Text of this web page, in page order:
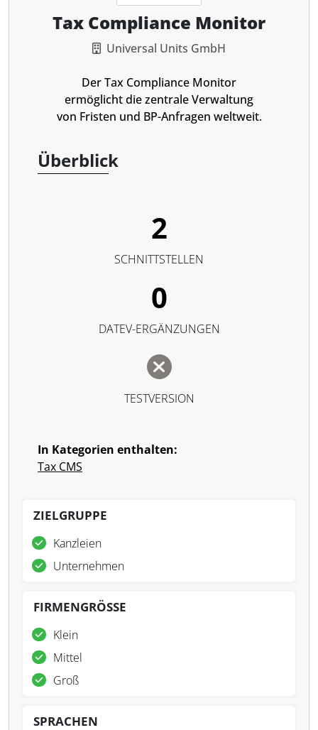
Tax Compliance Monitor
Universal Units GmbH
Der Tax Compliance Monitor
ermöglicht die zentrale Verwaltung
von Fristen und BP-Anfragen weltweit.
Überblick
2
SCHNITTSTELLEN
0
DATEV-ERGÄNZUNGEN
TESTVERSION
In Kategorien enthalten:
Tax CMS
ZIELGRUPPE
Kanzleien
Unternehmen
FIRMENGRÖSSE
Klein
Mittel
Groß
SPRACHEN